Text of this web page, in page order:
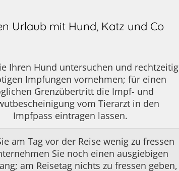
Urlaub mit Hund, Katz und Co
Ihren Hund untersuchen und rechtzeitig
Impfungen vornehmen; für einen
Grenzübertritt die Impf- und
vom Tierarzt in den
Impfpass eintragen lassen.
am Tag vor der Reise wenig zu fressen
Sie noch einen ausgiebigen
am Reisetag nichts zu fressen geben,